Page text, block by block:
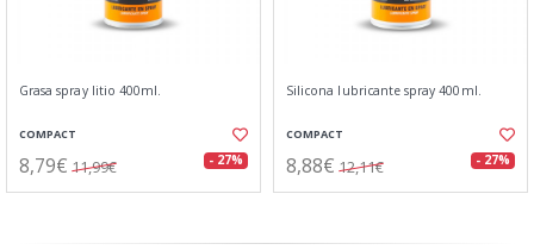
Grasa spray litio 400ml.
COMPACT
8,79€ 11,99€ - 27%
Silicona lubricante spray 400ml.
COMPACT
8,88€ 12,11€ - 27%